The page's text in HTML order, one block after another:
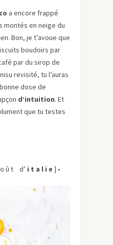
a encore frappé
en neige du
Bon, je t’avoue que
boudoirs par
par du sirop de
revisité, tu l’auras
dose de
d’intuition. Et
que tu testes
û t d’ i t a l i e ] •